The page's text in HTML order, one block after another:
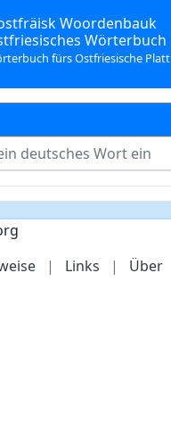
Woordenbauk
Wörterbuch
fürs Ostfriesische Platt
| Links | Über